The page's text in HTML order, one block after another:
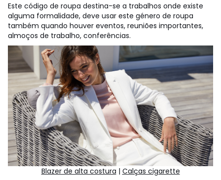
Este código de roupa destina-se a trabalhos onde existe
alguma formalidade, deve usar este género de roupa
também quando houver eventos, reuniões importantes,
almoços de trabalho, conferências.
Blazer de alta costura | Calças cigarette